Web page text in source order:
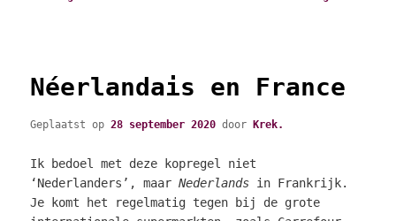
Néerlandais en France
Geplaatst op28 september 2020 doorKrek.
Ik bedoel met deze kopregel niet
‘Nederlanders’, maarNederlands in Frankrijk.
Je komt het regelmatig tegen bij de grote